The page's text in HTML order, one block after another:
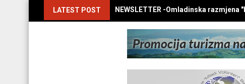
LATEST POST NEWSLETTER -Omladinska razmjena